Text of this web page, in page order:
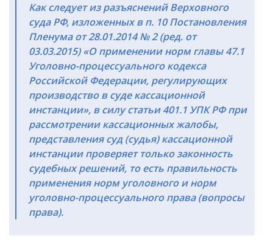
Как следует из разъяснений Верховного
суда РФ, изложенных в п. 10 Постановления
Пленума от 28.01.2014 № 2 (ред. от
03.03.2015) «О применении норм главы 47.1
Уголовно-процессуального кодекса
Российской Федерации, регулирующих
производство в суде кассационной
инстанции», в силу статьи 401.1 УПК РФ при
рассмотрении кассационных жалобы,
представления суд (судья) кассационной
инстанции проверяет только законность
судебных решений, то есть правильность
применения норм уголовного и норм
уголовно-процессуального права(вопросы
права).